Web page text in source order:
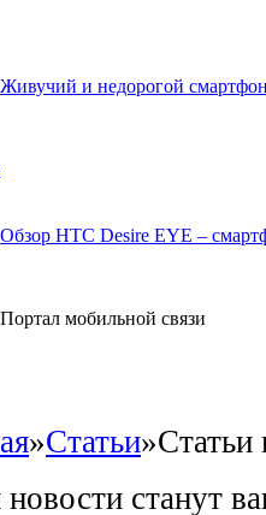
Живучий и недорогой
Обзор HTC Desire EYE –
Портал мобильной связи
»Статьи»Статьи
станут